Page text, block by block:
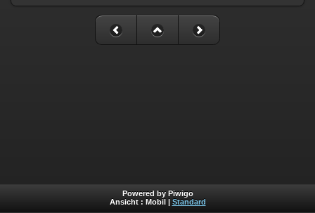
Powered by Piwigo
Ansicht : Mobil Standard